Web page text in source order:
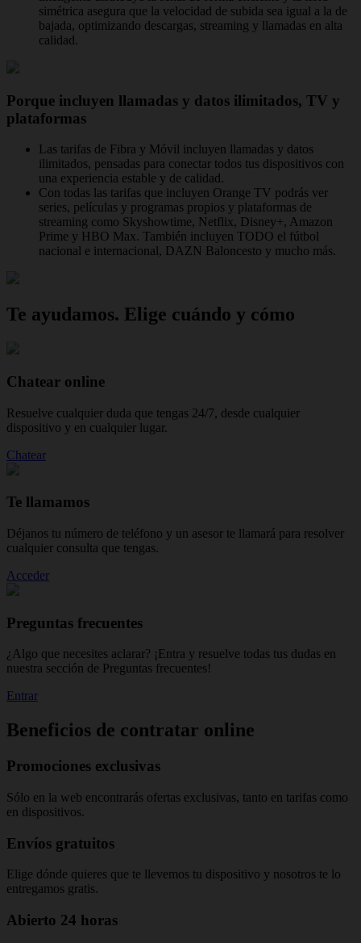
simétrica asegura que la velocidad de subida sea igual a la de
bajada, optimizando descargas, streaming y llamadas en alta
calidad.
Porque incluyen llamadas y datos ilimitados, TV y
plataformas
Las tarifas de Fibra y Móvil incluyen llamadas y datos
ilimitados, pensadas para conectar todos tus dispositivos con
una experiencia estable y de calidad.
Con todas las tarifas que incluyen Orange TV podrás ver
series, películas y programas propios y plataformas de
streaming como Skyshowtime, Netflix, Disney+, Amazon
Prime y HBO Max. También incluyen TODO el fútbol
nacional e internacional, DAZN Baloncesto y mucho más.
Te ayudamos. Elige cuándo y cómo
Chatear online
Resuelve cualquier duda que tengas 24/7, desde cualquier
dispositivo y en cualquier lugar.
Chatear
Te llamamos
Déjanos tu número de teléfono y un asesor te llamará para resolver
cualquier consulta que tengas.
Acceder
Preguntas frecuentes
¿Algo que necesites aclarar? ¡Entra y resuelve todas tus dudas en
nuestra sección de Preguntas frecuentes!
Entrar
Beneficios de contratar online
Promociones exclusivas
Sólo en la web encontrarás ofertas exclusivas, tanto en tarifas como
en dispositivos.
Envíos gratuitos
Elige dónde quieres que te llevemos tu dispositivo y nosotros te lo
entregamos gratis.
Abierto 24 horas